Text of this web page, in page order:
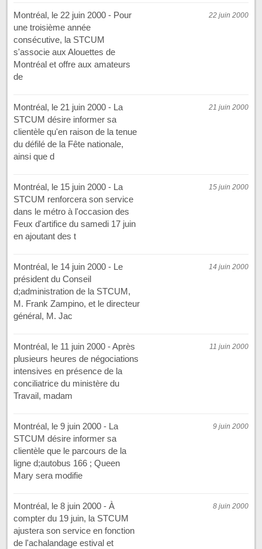
22 juin 2000
Montréal, le 22 juin 2000 - Pour
une troisième année
consécutive, la STCUM
s'associe aux Alouettes de
Montréal et offre aux amateurs
de
21 juin 2000
Montréal, le 21 juin 2000 - La
STCUM désire informer sa
clientèle qu'en raison de la tenue
du défilé de la Fête nationale,
ainsi que d
15 juin 2000
Montréal, le 15 juin 2000 - La
STCUM renforcera son service
dans le métro à l'occasion des
Feux d'artifice du samedi 17 juin
en ajoutant des t
14 juin 2000
Montréal, le 14 juin 2000 - Le
président du Conseil
d;administration de la STCUM,
M. Frank Zampino, et le directeur
général, M. Jac
11 juin 2000
Montréal, le 11 juin 2000 - Après
plusieurs heures de négociations
intensives en présence de la
conciliatrice du ministère du
Travail, madam
9 juin 2000
Montréal, le 9 juin 2000 - La
STCUM désire informer sa
clientèle que le parcours de la
ligne d;autobus 166 ; Queen
Mary sera modifie
8 juin 2000
Montréal, le 8 juin 2000 - À
compter du 19 juin, la STCUM
ajustera son service en fonction
de l'achalandage estival et